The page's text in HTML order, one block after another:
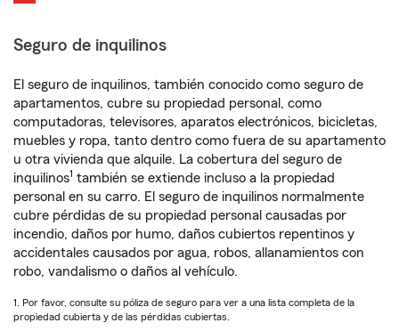
Seguro de inquilinos
El seguro de inquilinos, también conocido como seguro de
apartamentos, cubre su propiedad personal, como
computadoras, televisores, aparatos electrónicos, bicicletas,
muebles y ropa, tanto dentro como fuera de su apartamento
u otra vivienda que alquile. La cobertura del seguro de
inquilinos1 también se extiende incluso a la propiedad
personal en su carro. El seguro de inquilinos normalmente
cubre pérdidas de su propiedad personal causadas por
incendio, daños por humo, daños cubiertos repentinos y
accidentales causados por agua, robos, allanamientos con
robo, vandalismo o daños al vehículo.
1. Por favor, consulte su póliza de seguro para ver a una lista completa de la
propiedad cubierta y de las pérdidas cubiertas.